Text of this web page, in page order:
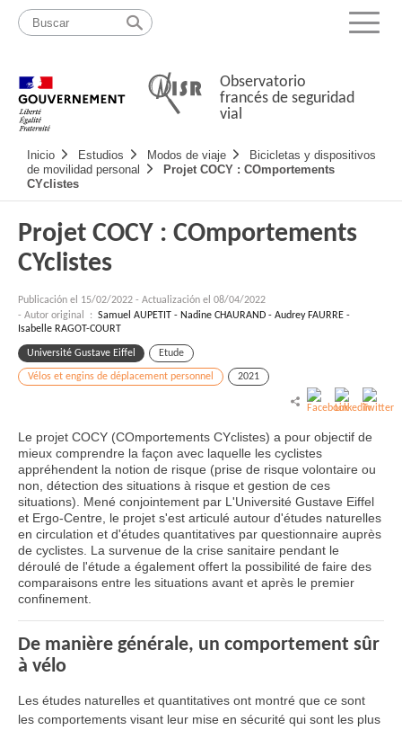
Pasar
contenido
Mapa
web
Menu
Observatorio
francés de seguridad
vial
Navigation
principale
Inicio Estudios Modos de viaje
Bicicletas y dispositivos
de movilidad personal
Projet COCY : COmportements
CYclistes
Projet COCY : COmportements
CYclistes
Publicación el 15/02/2022 - Actualización el 08/04/2022
- Autor original : Samuel AUPETIT - Nadine CHAURAND - Audrey FAURRE -
Isabelle RAGOT-COURT
Université Gustave Eiffel Etude
Vélos et engins de déplacement personnel 2021
Le projet COCY (COmportements CYclistes) a pour objectif de
mieux comprendre la façon avec laquelle les cyclistes
appréhendent la notion de risque (prise de risque volontaire ou
non, détection des situations à risque et gestion de ces
situations). Mené conjointement par L'Université Gustave Eiffel
et Ergo-Centre, le projet s'est articulé autour d'études naturelles
en circulation et d'études quantitatives par questionnaire auprès
de cyclistes. La survenue de la crise sanitaire pendant le
déroulé de l'étude a également offert la possibilité de faire des
comparaisons entre les situations avant et après le premier
confinement.
De manière générale, un comportement sûr
à vélo
Les études naturelles et quantitatives ont montré que ce sont
les comportements visant leur mise en sécurité qui sont les plus